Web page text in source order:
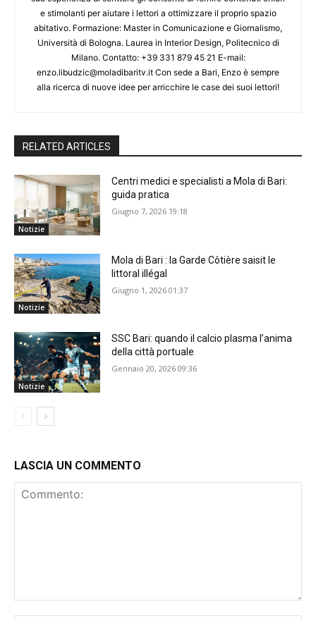
e stimolanti per aiutare i lettori a ottimizzare il proprio spazio
abitativo. Formazione: Master in Comunicazione e Giornalismo,
Università di Bologna. Laurea in Interior Design, Politecnico di
Milano. Contatto: +39 331 879 45 21 E-mail:
enzo.libudzic@moladibaritv.it Con sede a Bari, Enzo è sempre
alla ricerca di nuove idee per arricchire le case dei suoi lettori!
RELATED ARTICLES
Notizie
Centri medici e specialisti a Mola di Bari:
guida pratica
Giugno 7, 2026 19:18
Notizie
Mola di Bari : la Garde Côtière saisit le
littoral illégal
Giugno 1, 2026 01:37
Notizie
SSC Bari: quando il calcio plasma l’anima
della città portuale
Gennaio 20, 2026 09:36
LASCIA UN COMMENTO